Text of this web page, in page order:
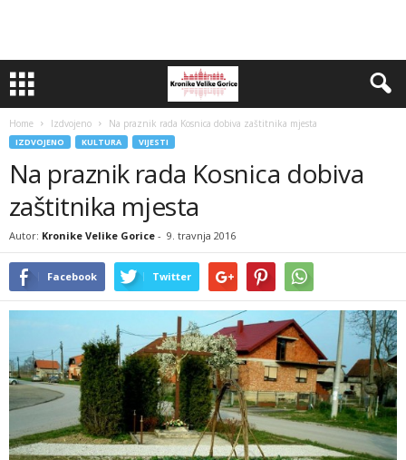
Home Izdvojeno Na praznik rada Kosnica dobiva zaštitnika mjesta
IZDVOJENO KULTURA VIJESTI
Na praznik rada Kosnica dobiva
zaštitnika mjesta
Autor: Kronike Velike Gorice - 9. travnja 2016
Facebook Twitter